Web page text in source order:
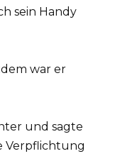
sein Handy
war er
und sagte
Verpflichtung